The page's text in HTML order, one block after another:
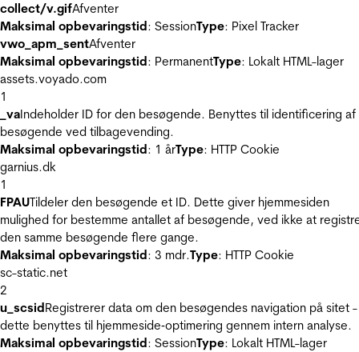
collect/v.gifAfventer
Maksimal opbevaringstid: SessionType: Pixel Tracker
vwo_apm_sentAfventer
Maksimal opbevaringstid: PermanentType: Lokalt HTML-lager
assets.voyado.com
1
_vaIndeholder ID for den besøgende. Benyttes til identificering af
besøgende ved tilbagevending.
Maksimal opbevaringstid: 1 årType: HTTP Cookie
garnius.dk
1
FPAUTildeler den besøgende et ID. Dette giver hjemmesiden
mulighed for bestemme antallet af besøgende, ved ikke at
den samme besøgende flere gange.
Maksimal opbevaringstid: 3 mdr.Type: HTTP Cookie
sc-static.net
2
u_scsidRegistrerer data om den besøgendes navigation på sitet -
dette benyttes til hjemmeside‐optimering gennem intern analyse.
Maksimal opbevaringstid: SessionType: Lokalt HTML-lager